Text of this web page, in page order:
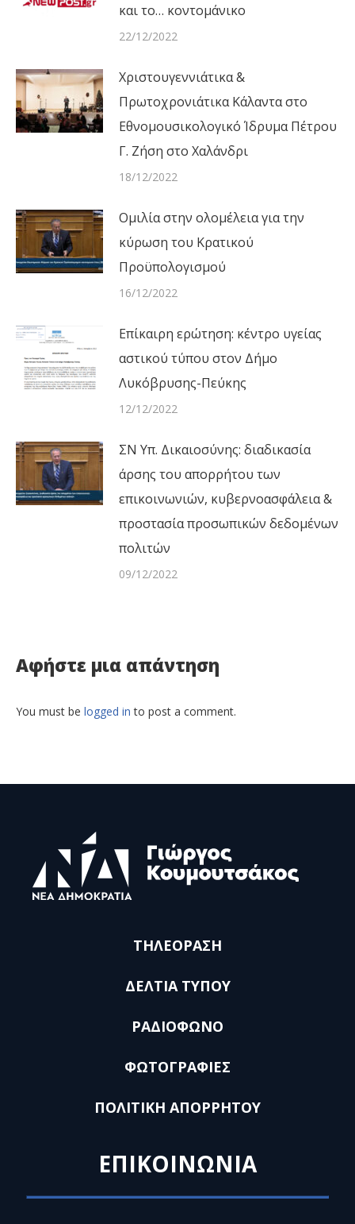
και το… κοντομάνικο
22/12/2022
Χριστουγεννιάτικα &
Πρωτοχρονιάτικα Κάλαντα στο
Εθνομουσικολογικό Ίδρυμα Πέτρου
Γ. Ζήση στο Χαλάνδρι
18/12/2022
Ομιλία στην ολομέλεια για την
κύρωση του Κρατικού
Προϋπολογισμού
16/12/2022
Επίκαιρη ερώτηση: κέντρο υγείας
αστικού τύπου στον Δήμο
Λυκόβρυσης-Πεύκης
12/12/2022
ΣΝ Υπ. Δικαιοσύνης: διαδικασία
άρσης του απορρήτου των
επικοινωνιών, κυβερνοασφάλεια &
προστασία προσωπικών δεδομένων
πολιτών
09/12/2022
Αφήστε μια απάντηση
You must be logged in to post a comment.
ΤΗΛΕΟΡΑΣΗ
ΔΕΛΤΙΑ ΤΥΠΟΥ
ΡΑΔΙΟΦΩΝΟ
ΦΩΤΟΓΡΑΦΙΕΣ
ΠΟΛΙΤΙΚΗ ΑΠΟΡΡΗΤΟΥ
ΕΠΙΚΟΙΝΩΝΙΑ